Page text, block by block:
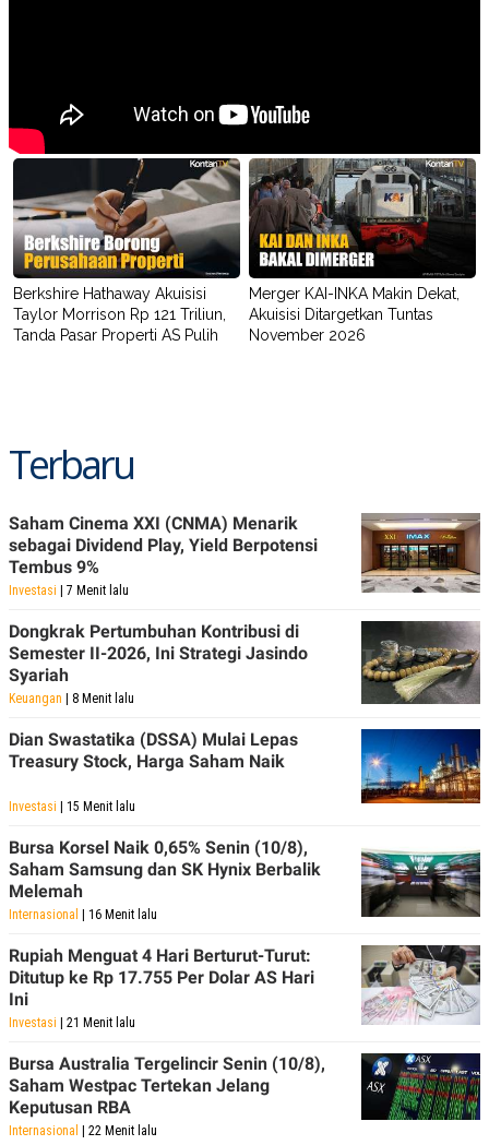
Berkshire Hathaway Akuisisi
Taylor Morrison Rp 121 Triliun,
Tanda Pasar Properti AS Pulih
Merger KAI-INKA Makin Dekat,
Akuisisi Ditargetkan Tuntas
November 2026
Terbaru
Saham Cinema XXI (CNMA) Menarik
sebagai Dividend Play, Yield Berpotensi
Tembus 9%
Investasi | 7 Menit lalu
Dongkrak Pertumbuhan Kontribusi di
Semester II-2026, Ini Strategi Jasindo
Syariah
Keuangan | 8 Menit lalu
Dian Swastatika (DSSA) Mulai Lepas
Treasury Stock, Harga Saham Naik
Investasi | 15 Menit lalu
Bursa Korsel Naik 0,65% Senin (10/8),
Saham Samsung dan SK Hynix Berbalik
Melemah
Internasional | 16 Menit lalu
Rupiah Menguat 4 Hari Berturut-Turut:
Ditutup ke Rp 17.755 Per Dolar AS Hari
Ini
Investasi | 21 Menit lalu
Bursa Australia Tergelincir Senin (10/8),
Saham Westpac Tertekan Jelang
Keputusan RBA
Internasional | 22 Menit lalu